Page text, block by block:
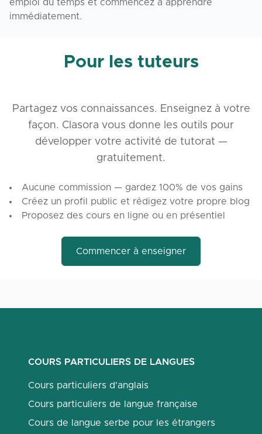
emploi du temps et commencez à apprendre
immédiatement.
Pour les tuteurs
Partagez vos connaissances. Enseignez à votre
façon. Clasora vous donne les outils pour
développer votre activité de tutorat —
gratuitement.
Aucune commission — gardez 100% de vos gains
Créez un profil public et rédigez votre propre blog
Proposez des cours en ligne ou en présentiel
Commencer à enseigner
COURS PARTICULIERS DE LANGUES
Cours particuliers d'anglais
Cours particuliers de langue française
Cours de langue serbe pour les étrangers